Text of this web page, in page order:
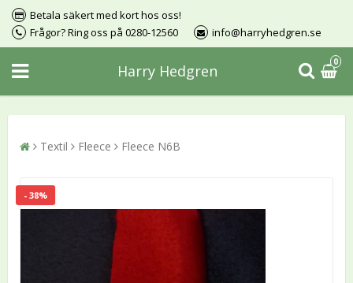
Betala säkert med kort hos oss!
Frågor? Ring oss på 0280-12560
info@harryhedgren.se
Harry Hedgren
0
Textil Fleece Fleece N6B
- 38%